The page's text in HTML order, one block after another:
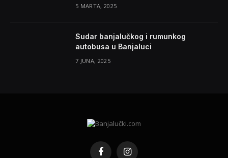
5 MARTA, 2025
Sudar banjalučkog i rumunkog
autobusa u Banjaluci
7 JUNA, 2025
FacebookInstagram